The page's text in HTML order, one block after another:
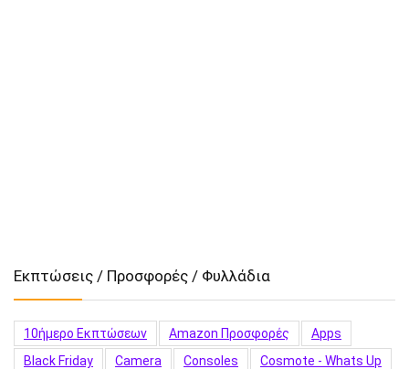
Εκπτώσεις / Προσφορές / Φυλλάδια
10ήμερο Εκπτώσεων Amazon Προσφορές
Apps
Black Friday
Camera Consoles
Cosmote - Whats Up